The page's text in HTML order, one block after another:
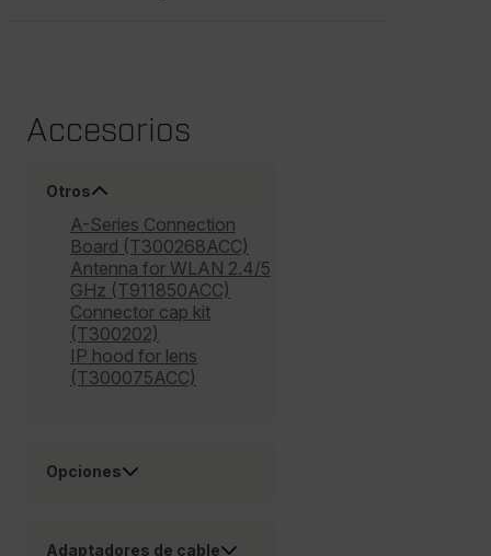
Accesorios
Otros
A-Series Connection
Board (T300268ACC)
Antenna for WLAN 2.4/5
GHz (T911850ACC)
Connector cap kit
(T300202)
IP hood for lens
(T300075ACC)
Opciones
Adaptadores de cable
cashrun_site_id
CS_FPC
customizerChangeKey
sf_territory
__epiXSRF
Política de Privacidad de Google